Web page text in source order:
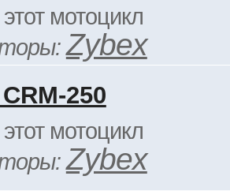
мотоцикл
Zybex
250
мотоцикл
Zybex